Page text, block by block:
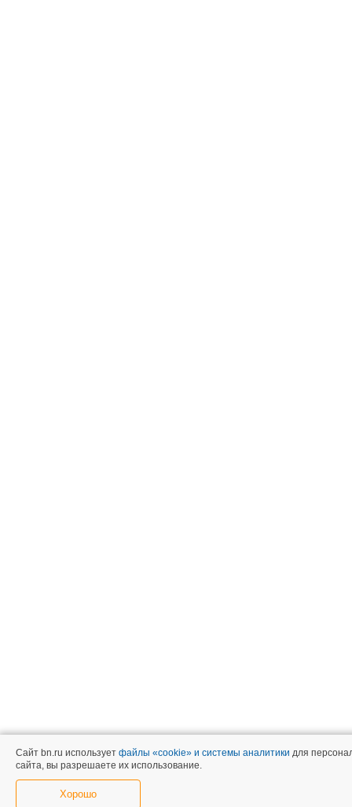
Сайт bn.ru использует файлы «cookie» и системы аналитики для
сайта, вы разрешаете их использование.
Хорошо